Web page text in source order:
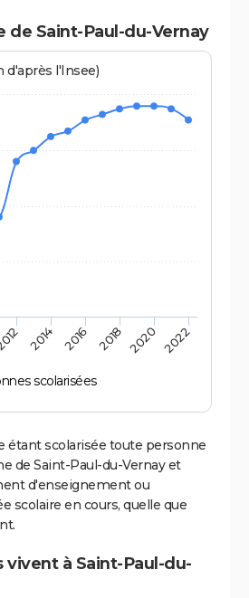
de Saint-Paul-du-Vernay
d'après l'Insee)
scolarisées
2014 2016 2018 2020 2022
étant scolarisée toute personne
de Saint-Paul-du-Vernay et
d'enseignement ou
scolaire en cours, quelle que
à Saint-Paul-du-